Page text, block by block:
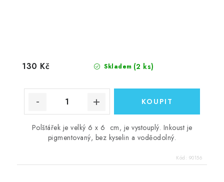
Skladem (2 ks)
130 Kč
Polštářek je velký 6 x 6 cm, je vystouplý. Inkoust je
pigmentovaný, bez kyselin a voděodolný.
Kód: 90156